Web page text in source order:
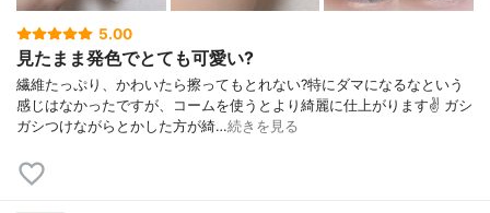
5.00
見たまま発色でとても可愛い?
繊維たっぷり、かわいたら擦ってもとれない?特にダマになるなという
感じはなかったですが、コームを使うとより綺麗に仕上がります✌️ ガシ
ガシつけながらとかした方が綺…続きを見る